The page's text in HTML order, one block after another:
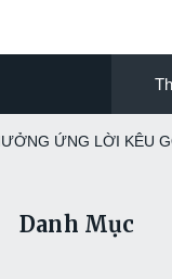
ỨNG LỜI KÊU
Danh Mục